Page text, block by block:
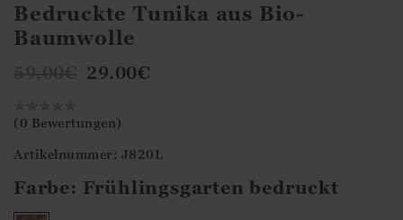
Bedruckte Tunika aus Bio-
Baumwolle
29.00€
(0 Bewertungen)
Artikelnummer: J820L
Farbe: Frühlingsgarten bedruckt